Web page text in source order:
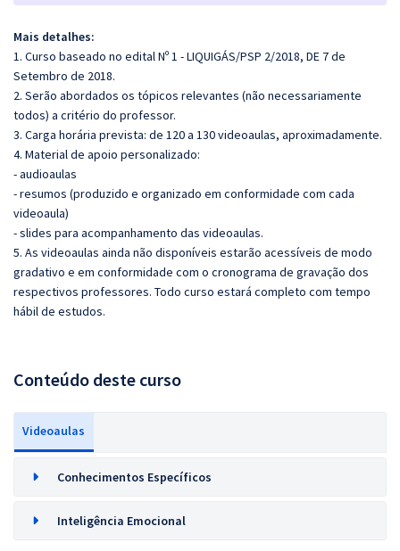
Mais detalhes:
1. Curso baseado no edital Nº 1 - LIQUIGÁS/PSP 2/2018, DE 7 de
Setembro de 2018.
2. Serão abordados os tópicos relevantes (não necessariamente
todos) a critério do professor.
3. Carga horária prevista: de 120 a 130 videoaulas, aproximadamente.
4. Material de apoio personalizado:
- audioaulas
- resumos (produzido e organizado em conformidade com cada
videoaula)
- slides para acompanhamento das videoaulas.
5. As videoaulas ainda não disponíveis estarão acessíveis de modo
gradativo e em conformidade com o cronograma de gravação dos
respectivos professores. Todo curso estará completo com tempo
hábil de estudos.
Conteúdo deste curso
Videoaulas
Conhecimentos Específicos
Inteligência Emocional